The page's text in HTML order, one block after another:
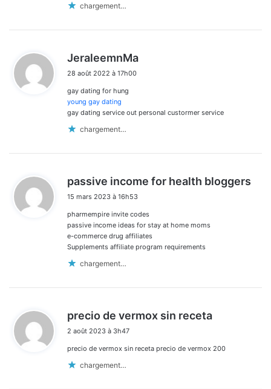
chargement…
JeraleemnMa
28 août 2022 à 17h00
gay dating for hung
young gay dating
gay dating service out personal custormer service
chargement…
passive income for health bloggers
15 mars 2023 à 16h53
pharmempire invite codes
passive income ideas for stay at home moms
e-commerce drug affiliates
Supplements affiliate program requirements
chargement…
precio de vermox sin receta
2 août 2023 à 3h47
precio de vermox sin receta precio de vermox 200
chargement…